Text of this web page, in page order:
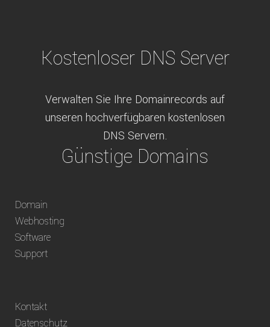
Kostenloser DNS Server
Verwalten Sie Ihre Domainrecords auf
unseren hochverfügbaren kostenlosen
DNS Servern.
Günstige Domains
weltweit verfügbare Domains inklusive
Vorkasse oder über ein andere verfügbare
Domain
Webhosting
Software
Support
Kontakt
Datenschutz